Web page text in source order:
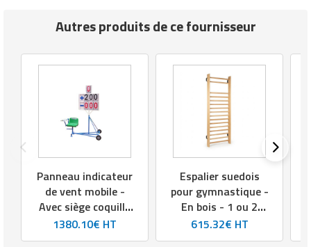
Autres produits de ce fournisseur
Panneau indicateur
de vent mobile -
Avec siège coquille
bleu
1380.10€ HT
Espalier suedois
pour gymnastique -
En bois - 1 ou 2
places - Hauteur:
260 cm
615.32€ HT